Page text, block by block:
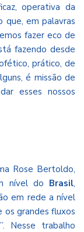
operativa da
que, em palavras
fazer eco de
fazendo desde
prático, de
é missão de
esses nossos
Rose Bertoldo,
nível do Brasil,
em rede a nível
os grandes fluxos
Nesse trabalho